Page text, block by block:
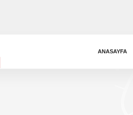
ANASAYFA